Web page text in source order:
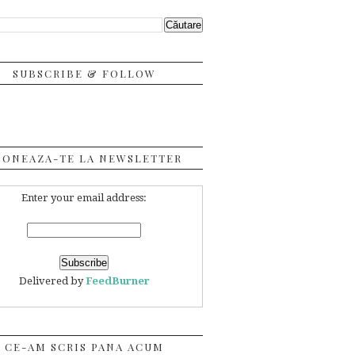
SUBSCRIBE & FOLLOW
TE LA NEWSLETTER
Enter your email address:
Delivered byFeedBurner
CE-AM SCRIS PANA ACUM